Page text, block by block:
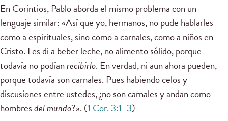
En Corintios, Pablo aborda el mismo problema con un
lenguaje similar: «Así que yo, hermanos, no pude hablarles
como a espirituales, sino como a carnales, como a niños en
Cristo. Les di a beber leche, no alimento sólido, porque
todavía no podíanrecibirlo. En verdad, ni aun ahora pueden,
porque todavía son carnales. Pues habiendo celos y
discusiones entre ustedes, ¿no son carnales y andan como
hombresdel mundo?». (1 Cor. 3:1–3)